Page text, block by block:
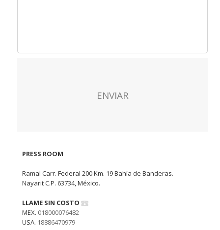
PRESS ROOM
Ramal Carr. Federal 200 Km. 19 Bahía de Banderas.
Nayarit C.P. 63734, México.
LLAME SIN COSTO
MEX. 018000076482
USA. 18886470979